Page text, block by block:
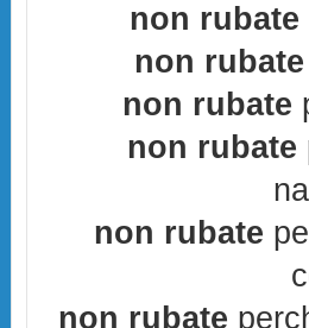
non rubate
non rubate
non rubate
non rubate
non rubate
non rubate